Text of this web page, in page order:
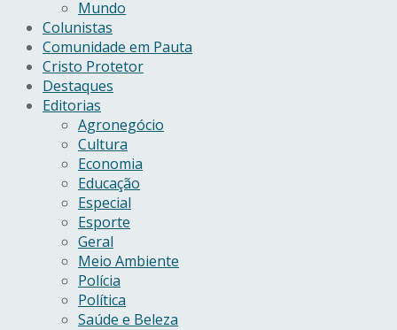
Mundo
Colunistas
Comunidade em Pauta
Cristo Protetor
Destaques
Editorias
Agronegócio
Cultura
Economia
Educação
Especial
Esporte
Geral
Meio Ambiente
Polícia
Política
Saúde e Beleza